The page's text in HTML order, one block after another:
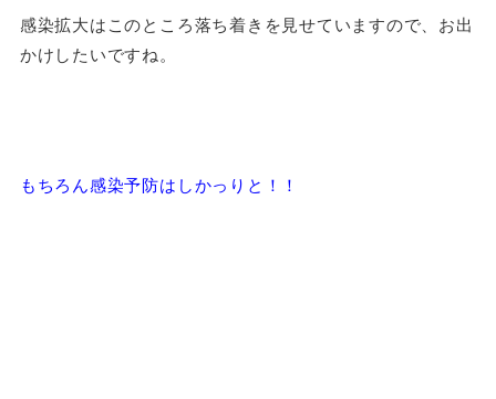
感染拡大はこのところ落ち着きを見せていますので、お出
かけしたいですね。
もちろん感染予防はしかっりと！！